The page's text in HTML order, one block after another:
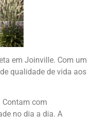
em Joinville. Com um
qualidade de vida aos
Contam com
no dia a dia. A